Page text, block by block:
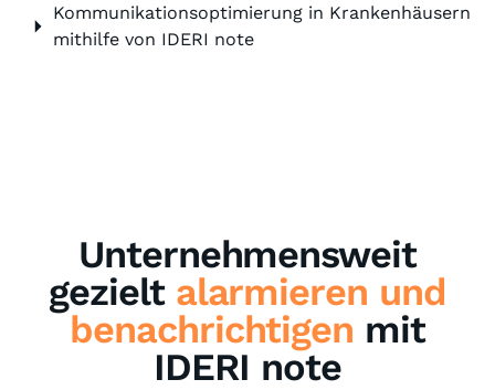
Kommunikationsoptimierung in Krankenhäusern
mithilfe von IDERI note
Unternehmensweit
gezielt alarmieren und
benachrichtigen mit
IDERI note